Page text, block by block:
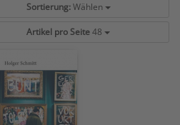
Sortierung: Wählen
Artikel pro Seite48